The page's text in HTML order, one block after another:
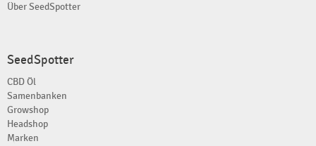
Über SeedSpotter
SeedSpotter
CBD Öl
Samenbanken
Growshop
Headshop
Marken